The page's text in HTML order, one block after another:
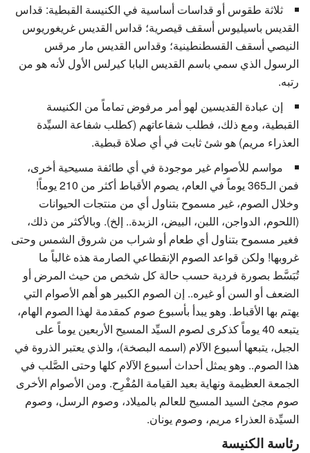
ثلاثة طقوس أو قداسات أساسية في الكنيسة القبطية: قداس
القديس باسيليوس أسقف قيصرية؛ قداس القديس غريغوريوس
النيصي أسقف القسطنطينية؛ وقداس القديس مار مرقس
الرسول الذي سمي باسم القديس البابا كيرلس الأول لأنه هو من
رتبه.
إن عبادة القديسين لهو أمر مرفوض تماماً من الكنيسة
القبطية، ومع ذلك، فطلب شفاعاتهم (كطلب شفاعة السيِّدة
العذراء مريم) هو شئ ثابت في أي صلاة قبطية.
مواسم للأصوام غير موجودة في أي طائفة مسيحية أخرى،
فمن الـ365 يوماً في العام، يصوم الأقباط أكثر من 210 يوماً!
وخلال الصوم، غير مسموح بتناول أي من منتجات الحيوانات
(اللحوم، الدواجن، اللبن، البيض، الزبدة.. إلخ). وبالأكثر من ذلك،
فغير مسموح بتناول أي طعام أو شراب من شروق الشمس وحتى
غروبها! ولكن قواعد الصوم الإنقطاعي الصارمة هذه غالباً ما
تُبَسَّط بصورة فردية حسب حالة كل شخص من حيث المرض أو
الضعف أو السن أو غيره.. إن الصوم الكبير هو أهم الأصوام التي
يهتم بها الأقباط. وهو يبدأ بأسبوع صوم كمقدمة لهذا الصوم الهام،
يتبعه 40 يوماً كذكرى لصوم السيِّد المسيح الأربعين يوماً على
الجبل، يتبعها أسبوع الآلام (اسمه البصخة)، والذي يعتبر الذروة في
هذا الصوم.. وهو يمثل أحداث أسبوع الآلام كلها وحتى الصَّلب في
الجمعة العظيمة ونهاية بعيد القيامة المُفْرِح. ومن الأصوام الأخرى
صوم مجئ السيد المسيح للعالم بالميلاد، وصوم الرسل، وصوم
السيِّدة العذراء مريم، وصوم يونان.
رئاسة الكنيسة